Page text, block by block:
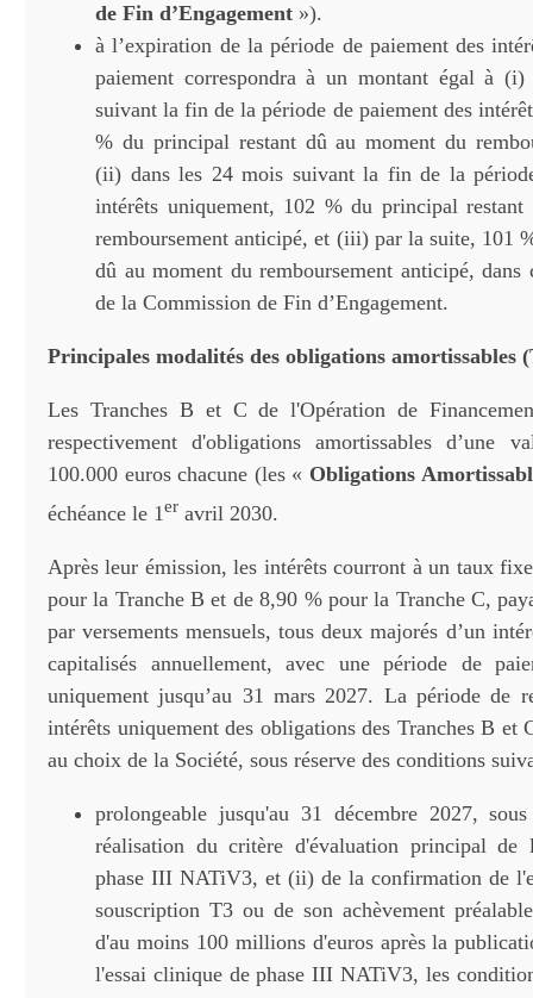
de Fin d’Engagement »).
à l’expiration de la période de paiement des
paiement correspondra à un montant égal à
suivant la fin de la période de paiement des
% du principal restant dû au moment du
(ii) dans les 24 mois suivant la fin de la
intérêts uniquement, 102 % du principal
remboursement anticipé, et (iii) par la suite, 101
dû au moment du remboursement anticipé, dans
de la Commission de Fin d’Engagement.
Principales modalités des obligations amortissables
Les Tranches B et C de l'Opération de
respectivement d'obligations amortissables d’une
100.000 euros chacune (les « Obligations
échéance le 1er avril 2030.
Après leur émission, les intérêts courront à un taux
pour la Tranche B et de 8,90 % pour la Tranche C,
par versements mensuels, tous deux majorés d’un
capitalisés annuellement, avec une période de
uniquement jusqu’au 31 mars 2027. La période de
intérêts uniquement des obligations des Tranches B et
au choix de la Société, sous réserve des conditions
prolongeable jusqu'au 31 décembre 2027,
réalisation du critère d'évaluation principal de
phase III NATiV3, et (ii) de la confirmation de
souscription T3 ou de son achèvement
d'au moins 100 millions d'euros après la
l'essai clinique de phase III NATiV3, les